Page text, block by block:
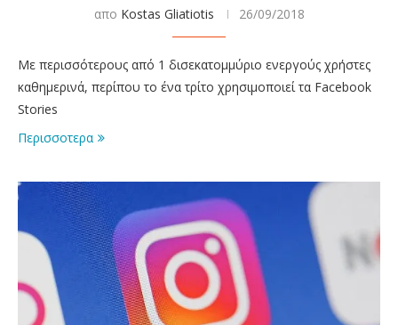
απο Kostas Gliatiotis 26/09/2018
Με περισσότερους από 1 δισεκατομμύριο ενεργούς χρήστες
καθημερινά, περίπου το ένα τρίτο χρησιμοποιεί τα Facebook
Stories
Περισσοτερα